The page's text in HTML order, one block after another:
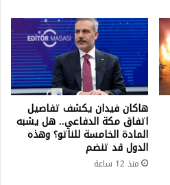
هاكان فيدان يكشف تفاصيل
اتفاق مكة الدفاعي.. هل يشبه
المادة الخامسة للناتو؟ وهذه
الدول قد تنضم
منذ 12 ساعة